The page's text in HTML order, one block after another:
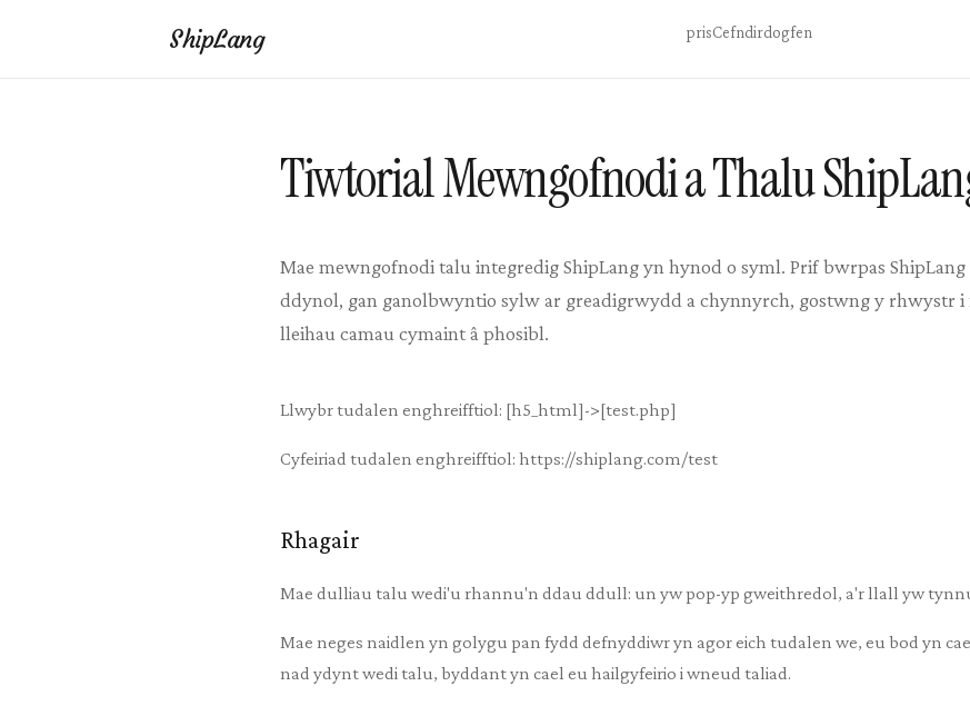
ShipLang prisCefndirdogfen
Tiwtorial Mewngofnodi a Thalu
Mae mewngofnodi talu integredig ShipLang yn hynod o syml. Prif bwrpas
ddynol, gan ganolbwyntio sylw ar greadigrwydd a chynnyrch, gostwng y rhwystr i
lleihau camau cymaint â phosibl.
Llwybr tudalen enghreifftiol: [h5_html]->[test.php]
Cyfeiriad tudalen enghreifftiol: https://shiplang.com/test
Rhagair
Mae dulliau talu wedi'u rhannu'n ddau ddull: un yw pop-yp gweithredol, a'r llall yw
Mae neges naidlen yn golygu pan fydd defnyddiwr yn agor eich tudalen we, eu bod yn
nad ydynt wedi talu, byddant yn cael eu hailgyfeirio i wneud taliad.